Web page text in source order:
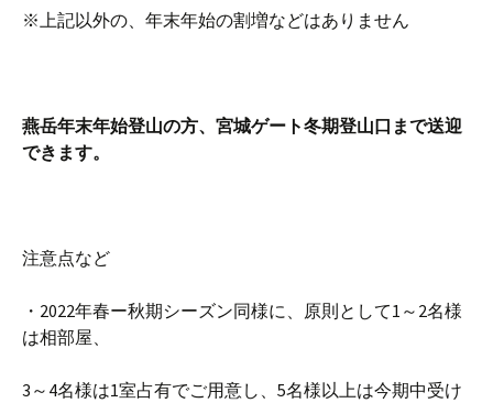
※上記以外の、年末年始の割増などはありません
燕岳年末年始登山の方、宮城ゲート冬期登山口まで送迎
できます。
注意点など
・2022年春ー秋期シーズン同様に、原則として1～2名様
は相部屋、
3～4名様は1室占有でご用意し、5名様以上は今期中受け